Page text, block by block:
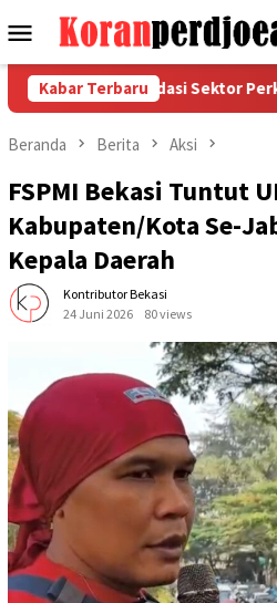
ke
Menu
Mobile
Kabar Terbaru
Konsolidasi Sektor
Beranda Berita Aksi
FSPMI Bekasi Tuntut
Kabupaten/Kota Se-
Kepala Daerah
Kontributor Bekasi
24 Juni 2026
80 views